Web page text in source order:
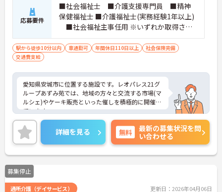
応募要件
■社会福祉士 ■介護支援専門員 ■精神
保健福祉士 ■介護福祉士(実務経験1年以上)
■社会福祉主事任用 ※いずれか取得され
ている方。厚生労働大臣が定める科目を3科
目以上履修していることが成績証明書の提
駅から徒歩10分以内 車通勤可 年間休日110日以上
社会保険完備
交通費支給
愛知県安城市に位置する施設です。レオパレス21グ
ループあずみ苑では、地域の方々と交流する市場(マ
ルシェ)やケーキ販売といった催しを積極的に開催し
ています。
お取り引きのある企業様に特別ブースを出していた
だくなど多くの方のご協力に支えられての開催です
が、近隣住民の皆さんも多く参加され、あずみ苑と
の地域交流が進んでいるんですよ。
日勤のみの勤務で、希望休も考慮してもらえるため
ワークライフバランスを重視した働き方ができま
す。利用者に寄り添いながらゆったりとした介護を
提供できる環境です。
詳細を見る 無料
最新の募集状況を問
い合わせる
募集停止
通所介護（デイサービス） 更新日：2026年04月06日